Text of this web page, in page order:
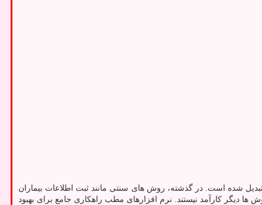
شده است. در گذشته، روش‌ های سنتی مانند ثبت اطلاعات بیماران
دیگر کارآمد نیستند. نرم ‌افزارهای مطب راهکاری جامع برای بهبود